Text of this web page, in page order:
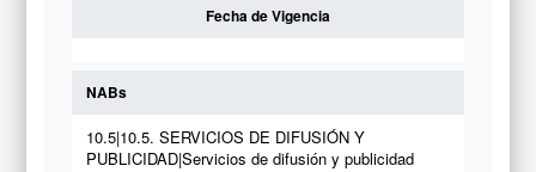
Fecha de Vigencia
NABs
10.5|10.5. SERVICIOS DE DIFUSIÓN Y
PUBLICIDAD|Servicios de difusión y publicidad